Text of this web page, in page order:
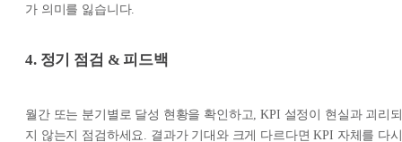
가 의미를 잃습니다.
4. 정기 점검 & 피드백
월간 또는 분기별로 달성 현황을 확인하고, KPI 설정이 현실과 괴리되
지 않는지 점검하세요. 결과가 기대와 크게 다르다면 KPI 자체를 다시